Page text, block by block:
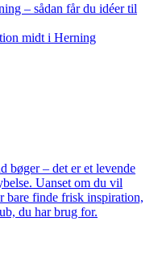
– sådan får du idéer til
midt i Herning
bøger – det er et levende
Uanset om du vil
bare finde frisk inspiration,
du har brug for.